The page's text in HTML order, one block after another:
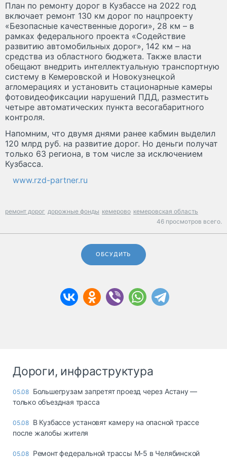
План по ремонту дорог в Кузбассе на 2022 год
включает ремонт 130 км дорог по нацпроекту
«Безопасные качественные дороги», 28 км – в
рамках федерального проекта «Содействие
развитию автомобильных дорог», 142 км – на
средства из областного бюджета. Также власти
обещают внедрить интеллектуальную транспортную
систему в Кемеровской и Новокузнецкой
агломерациях и установить стационарные камеры
фотовидеофиксации нарушений ПДД, разместить
четыре автоматических пункта весогабаритного
контроля.
Напомним, что двумя днями ранее кабмин выделил
120 млрд руб. на развитие дорог. Но деньги получат
только 63 региона, в том числе за исключением
Кузбасса.
www.rzd-partner.ru
ремонт дорог дорожные фонды кемерово кемеровская область
46 просмотров всего.
ОБСУДИТЬ
Дороги, инфраструктура
05.08 Большегрузам запретят проезд через Астану —
только объездная трасса
05.08 В Кузбассе установят камеру на опасной трассе
после жалобы жителя
05.08 Ремонт федеральной трассы М-5 в Челябинской